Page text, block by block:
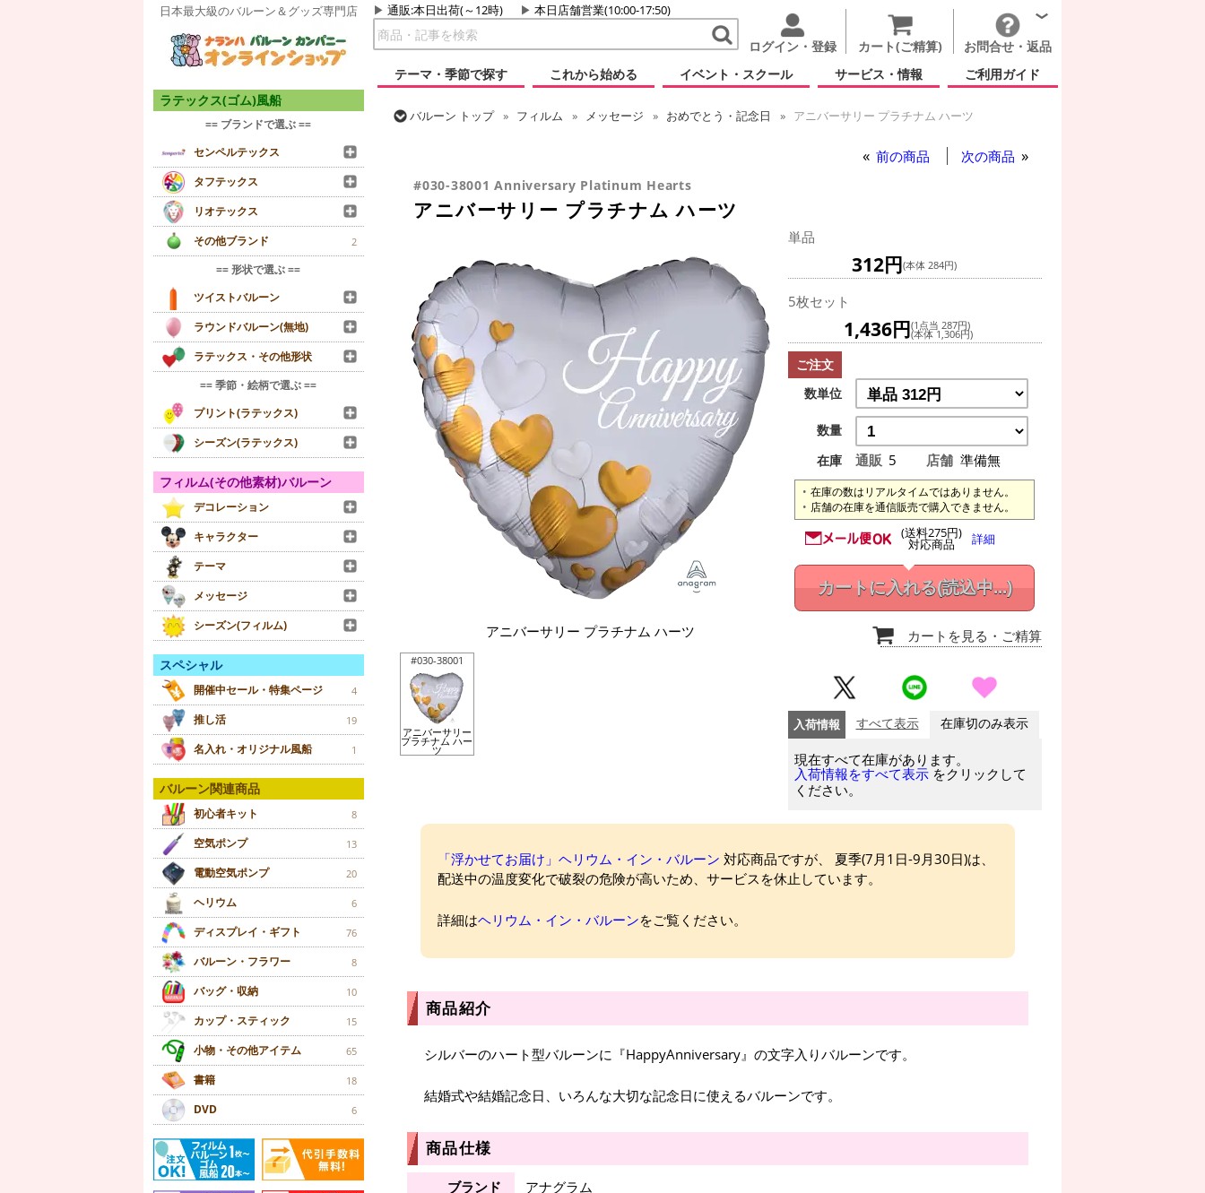
日本最大級のバルーン＆グッズ専門店 通販:本日出荷(～12時) 本日店舗営業(10:00-17:50)
ログイン・登録 カート(ご精算)
お問合せ・返品
テーマ・季節で探す
これから始める イベント・スクール サービス・情報 ご利用ガイド
ラテックス(ゴム)風船
== ブランドで選ぶ ==
センペルテックス
タフテックス
リオテックス
その他ブランド
2
== 形状で選ぶ ==
ツイストバルーン
ラウンドバルーン(無地)
ラテックス・その他形状
== 季節・絵柄で選ぶ ==
プリント(ラテックス)
シーズン(ラテックス)
フィルム(その他素材)バルーン
デコレーション
キャラクター
テーマ
メッセージ
シーズン(フィルム)
スペシャル
開催中セール・特集ページ 4
推し活 19
名入れ・オリジナル風船 1
バルーン関連商品
初心者キット 8
空気ポンプ 13
電動空気ポンプ 20
ヘリウム 6
ディスプレイ・ギフト 76
バルーン・フラワー 8
バッグ・収納 10
カップ・スティック 15
小物・その他アイテム 65
書籍 18
DVD 6
バルーン トップ フィルム メッセージ おめでとう・記念日
アニバーサリー プラチナム ハーツ
前の商品 次の商品
#030-38001 Anniversary Platinum Hearts
アニバーサリー プラチナム ハーツ
アニバーサリー プラチナム ハーツ
#030-38001
アニバーサリー
プラチナム ハー
ツ
単品
312円(本体 284円)
5枚セット
1,436円(1点当 287円)
(本体 1,306円)
ご注文
数単位
数量
在庫
通販 5 店舗 準備無
在庫の数はリアルタイムではありません。
店舗の在庫を通信販売で購入できません。
(送料275円)
対応商品 詳細
カートに入れる(読込中...)
カートを見る ・ご精算
入荷情報 すべて表示 在庫切のみ表示
現在すべて在庫があります。
入荷情報をすべて表示 をクリックして
ください。
「浮かせてお届け」ヘリウム・イン・バルーン 対応商品ですが、 夏季(7月1日-9月30日)は、
配送中の温度変化で破裂の危険が高いため、サービスを休止しています。
詳細はヘリウム・イン・バルーンをご覧ください。
商品紹介
シルバーのハート型バルーンに『HappyAnniversary』の文字入りバルーンです。
結婚式や結婚記念日、いろんな大切な記念日に使えるバルーンです。
商品仕様
ブランド
アナグラム